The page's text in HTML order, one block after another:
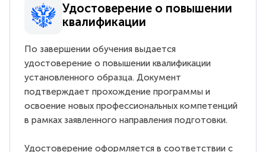
Удостоверение о повышении
квалификации
По завершении обучения выдается
удостоверение о повышении квалификации
установленного образца. Документ
подтверждает прохождение программы и
освоение новых профессиональных компетенций
в рамках заявленного направления подготовки.
Удостоверение оформляется в соответствии с